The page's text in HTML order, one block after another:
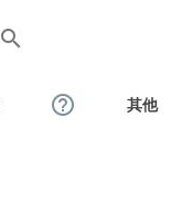
search
help_outline 其他